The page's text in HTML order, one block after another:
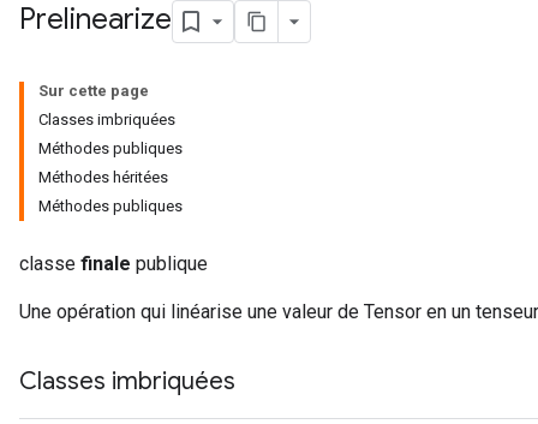
Prelinearize
Sur cette page
Classes imbriquées
Méthodes publiques
Méthodes héritées
Méthodes publiques
classe finale publique
Une opération qui linéarise une valeur de Tensor en un
Classes imbriquées